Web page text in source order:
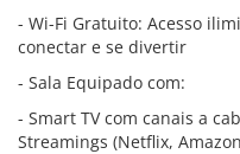
- Wi-Fi Gratuito: Acesso
conectar e se divertir
- Sala Equipado com:
- Smart TV com canais a
Streamings (Netflix,